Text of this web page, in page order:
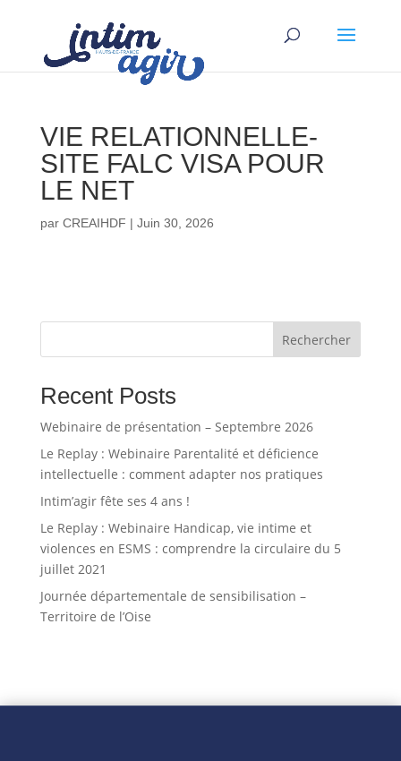
VIE RELATIONNELLE-
SITE FALC VISA POUR
LE NET
par CREAIHDF | Juin 30, 2026
Rechercher
Recent Posts
Webinaire de présentation – Septembre 2026
Le Replay : Webinaire Parentalité et déficience
intellectuelle : comment adapter nos pratiques
Intim’agir fête ses 4 ans !
Le Replay : Webinaire Handicap, vie intime et
violences en ESMS : comprendre la circulaire du 5
juillet 2021
Journée départementale de sensibilisation –
Territoire de l’Oise